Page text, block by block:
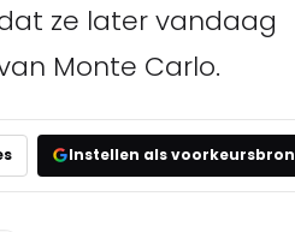
ze later vandaag
Monte Carlo.
Instellen als voorkeursbron